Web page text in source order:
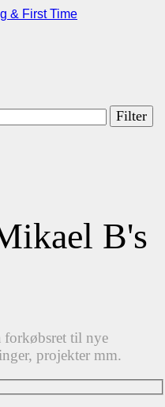
& First Time
Filter
B's
forkøbsret til nye
projekter mm.